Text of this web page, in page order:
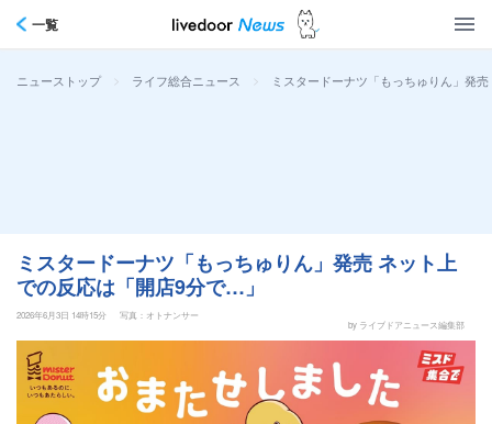
一覧
ニューストップ > ライフ総合ニュース > ミスタードーナツ「もっちゅりん」発
ミスタードーナツ「もっちゅりん」発売 ネット上
での反応は「開店9分で…」
2026年6月3日 14時15分
写真：オトナンサー
by ライブドアニュース編集部